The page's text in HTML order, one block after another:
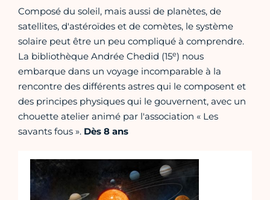
Composé du soleil, mais aussi de planètes, de
satellites, d'astéroïdes et de comètes, le système
solaire peut être un peu compliqué à comprendre.
La bibliothèque Andrée Chedid (15e) nous
embarque dans un voyage incomparable à la
rencontre des différents astres qui le composent et
des principes physiques qui le gouvernent, avec un
chouette atelier animé par l'association « Les
savants fous ». Dès 8 ans